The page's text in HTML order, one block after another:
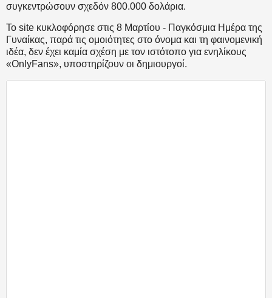
συγκεντρώσουν σχεδόν 800.000 δολάρια.
Το site κυκλοφόρησε στις 8 Μαρτίου - Παγκόσμια Ημέρα της
Γυναίκας, παρά τις ομοιότητες στο όνομα και τη φαινομενική
ιδέα, δεν έχει καμία σχέση με τον ιστότοπο για ενηλίκους
«OnlyFans», υποστηρίζουν οι δημιουργοί.